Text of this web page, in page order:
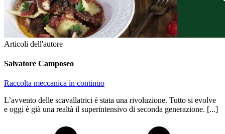
Articoli dell'autore
Salvatore Camposeo
Raccolta meccanica in continuo
L’avvento delle scavallatrici è stata una rivoluzione. Tutto si evolve
e oggi è già una realtà il superintensivo di seconda generazione. [...]